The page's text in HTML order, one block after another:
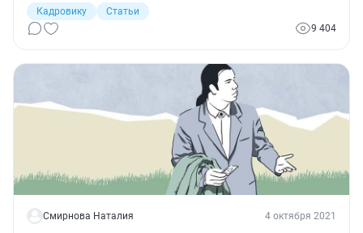
дали право устроиться на работу без разрешения на
работу или патента. Прием на работу упростили, но
особенности привлечения таких работников существуют,
Кадровику
Статьи
9 404
Смирнова Наталия 4 октября 2021